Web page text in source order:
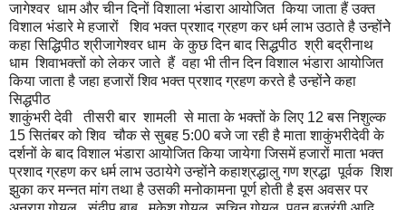
जागेश्वर धाम और चीन दिनों विशाला भंडारा आयोजित किया जाता हैं उक्त
विशाल भंडारे मे हजारों शिव भक्त प्रशाद ग्रहण कर धर्म लाभ उठाते है उन्होंनेे
कहा सिद्धिपीठ श्रीजागेश्वर धाम के कुछ दिन बाद सिद्धपीठ श्री बद्रीनाथ
धाम शिवाभक्तों को लेकर जाते हैं वहा भी तीन दिन विशाल भंडारा आयोजित
किया जाता है जहा हजारों शिव भक्त प्रशाद ग्रहण करते है उन्होंनेे कहा
सिद्धपीठ
शाकुंभरी देवी तीसरी बार शामली से माता के भक्तों के लिए 12 बस निशुल्क
15 सितंबर को शिव चौक से सुबह 5:00 बजे जा रही है माता शाकुंभरीदेवी के
दर्शनों के बाद विशाल भंडारा आयोजित किया जायेगा जिसमें हजारों माता भक्त
प्रशाद ग्रहण कर धर्म लाभ उठायेगे उन्होंनेे कहाश्रद्धालु गण श्रद्धा पूर्वक शिश
झुका कर मन्नत मांग तथा है उसकी मनोकामना पूर्ण होती है इस अवसर पर